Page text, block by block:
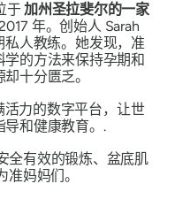
于加州圣拉斐尔的一家
年。创始人 Sarah
私人教练。她发现，准
的方法来保持孕期和
十分匮乏。
力的数字平台，让世
和健康教育。.
有效的锻炼、盆底肌
准妈妈们。